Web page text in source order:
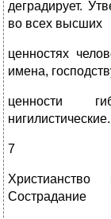
деградирует.
во всех высших
ценностях
имена,
ценности
нигилистические.
7
Христианство
Сострадание